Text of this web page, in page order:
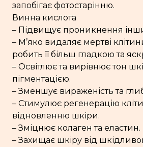
запобігає фотостарінню.
Винна кислота
– Підвищує проникнення
– М’яко видаляє мертві
робить її більш гладкою та
– Освітлює та вирівнює тон
пігментацією.
– Зменшує вираженість та
– Стимулює регенерацію
відновленню шкіри.
– Зміцнює колаген та еластин.
– Захищає шкіру від